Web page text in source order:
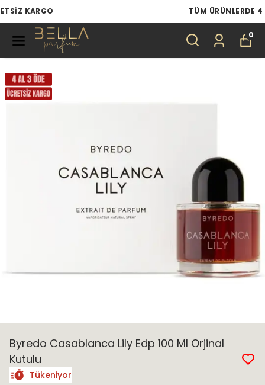
TÜM ÜRÜNLERDE 4 AL 3 ÖDE
0
Byredo Casablanca Lily Edp 100 Ml Orjinal
Kutulu
Tükeniyor